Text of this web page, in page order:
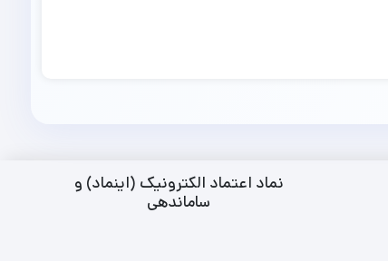
نماد اعتماد الکترونیک (اینماد) و
ساماندهی